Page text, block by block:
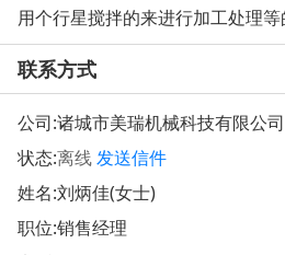
用个行星搅拌的来进行加工处理等
联系方式
公司:诸城市美瑞机械科技有限公司
状态:离线发送信件
姓名:刘炳佳(女士)
职位:销售经理